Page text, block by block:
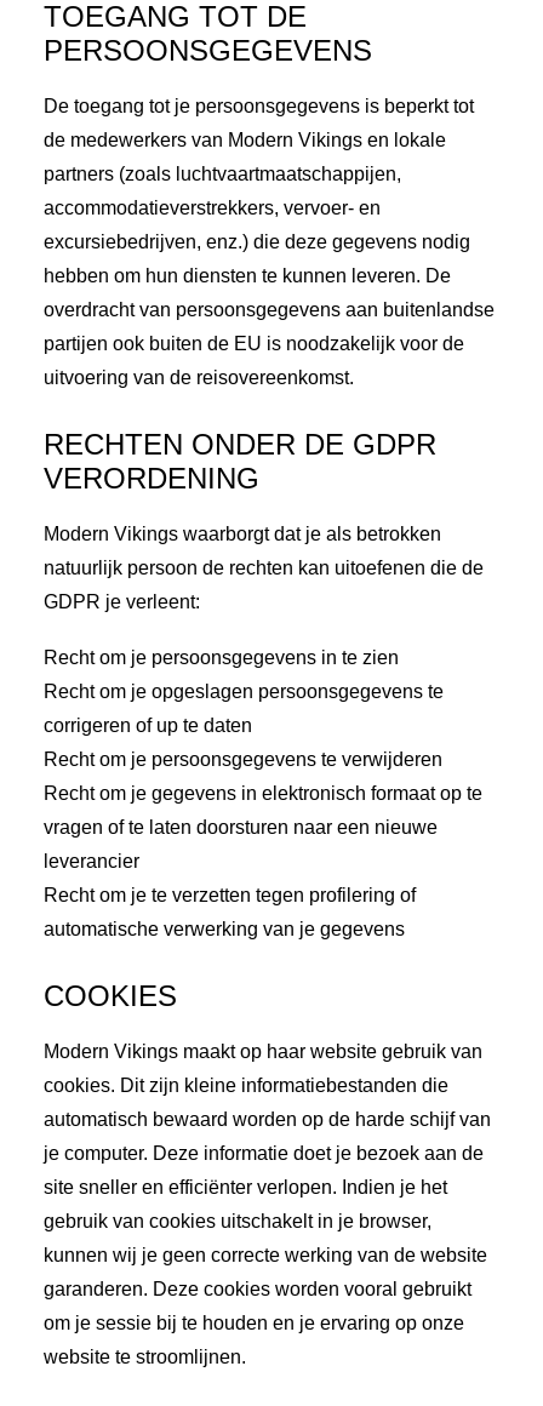
TOEGANG TOT DE
PERSOONSGEGEVENS
De toegang tot je persoonsgegevens is beperkt tot
de medewerkers van Modern Vikings en lokale
partners (zoals luchtvaartmaatschappijen,
accommodatieverstrekkers, vervoer- en
excursiebedrijven, enz.) die deze gegevens nodig
hebben om hun diensten te kunnen leveren. De
overdracht van persoonsgegevens aan buitenlandse
partijen ook buiten de EU is noodzakelijk voor de
uitvoering van de reisovereenkomst.
RECHTEN ONDER DE GDPR
VERORDENING
Modern Vikings waarborgt dat je als betrokken
natuurlijk persoon de rechten kan uitoefenen die de
GDPR je verleent:
Recht om je persoonsgegevens in te zien
Recht om je opgeslagen persoonsgegevens te
corrigeren of up te daten
Recht om je persoonsgegevens te verwijderen
Recht om je gegevens in elektronisch formaat op te
vragen of te laten doorsturen naar een nieuwe
leverancier
Recht om je te verzetten tegen profilering of
automatische verwerking van je gegevens
COOKIES
Modern Vikings maakt op haar website gebruik van
cookies. Dit zijn kleine informatiebestanden die
automatisch bewaard worden op de harde schijf van
je computer. Deze informatie doet je bezoek aan de
site sneller en efficiënter verlopen. Indien je het
gebruik van cookies uitschakelt in je browser,
kunnen wij je geen correcte werking van de website
garanderen. Deze cookies worden vooral gebruikt
om je sessie bij te houden en je ervaring op onze
website te stroomlijnen.